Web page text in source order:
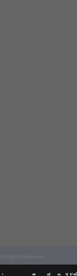
Rights Reserved.